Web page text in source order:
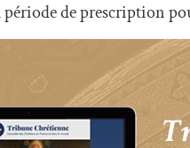
de prescription